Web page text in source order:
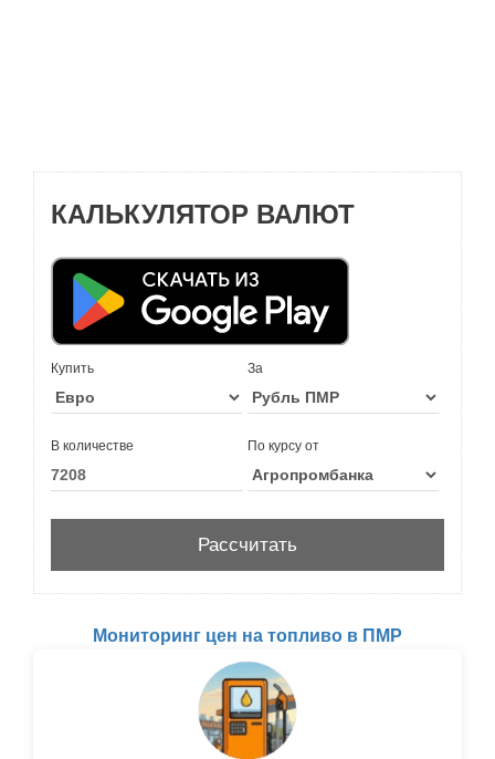
КАЛЬКУЛЯТОР ВАЛЮТ
Купить За
В количестве По курсу от
Мониторинг цен на топливо в ПМР